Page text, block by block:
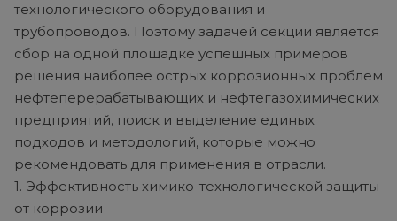
технологического оборудования и
трубопроводов. Поэтому задачей секции является
сбор на одной площадке успешных примеров
решения наиболее острых коррозионных проблем
нефтеперерабатывающих и нефтегазохимических
предприятий, поиск и выделение единых
подходов и методологий, которые можно
рекомендовать для применения в отрасли.
1. Эффективность химико-технологической защиты
от коррозии